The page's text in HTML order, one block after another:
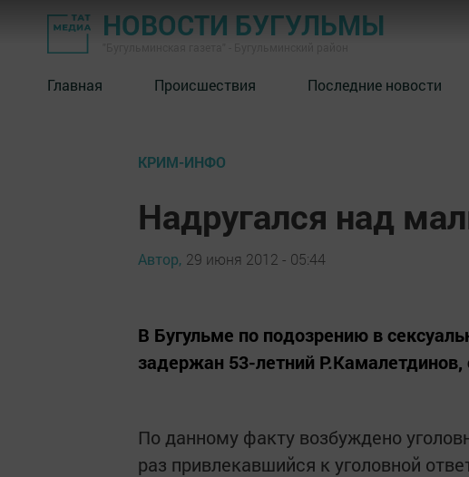
НОВОСТИ БУГУЛЬМЫ
Главная Происшествия Последние новости
КРИМ-ИНФО
Надругался над
Автор, 29 июня 2012 - 05:44
В Бугульме по подозрению в
задержан 53-летний
По данному факту возбуждено
раз привлекавшийся к уголовной